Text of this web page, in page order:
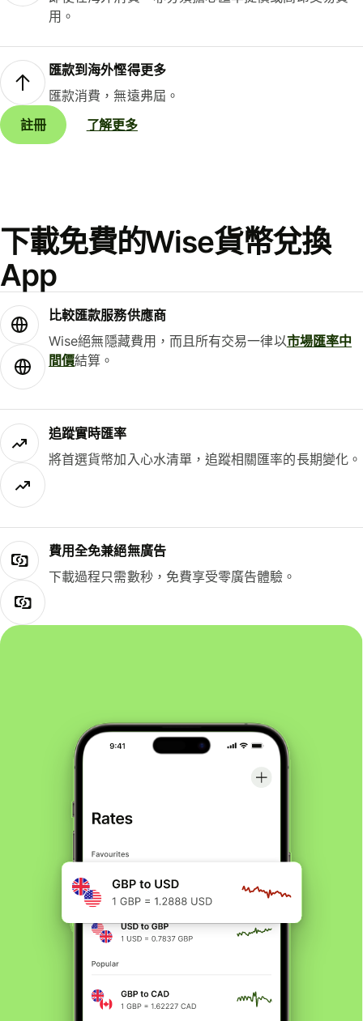
用。
匯款到海外慳得更多
匯款消費，無遠弗屆。
註冊
了解更多
下載免費的Wise貨幣兌換
App
比較匯款服務供應商
Wise絕無隱藏費用，而且所有交易一律以市場匯率中
間價結算。
追蹤實時匯率
將首選貨幣加入心水清單，追蹤相關匯率的長期變化。
費用全免兼絕無廣告
下載過程只需數秒，免費享受零廣告體驗。